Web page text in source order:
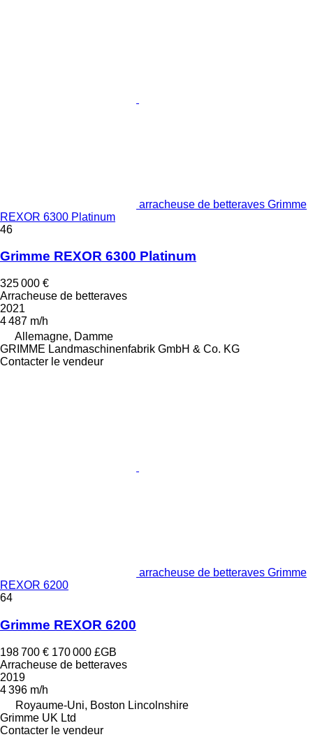
arracheuse de betteraves Grimme
REXOR 6300 Platinum
46
Grimme REXOR 6300 Platinum
325 000 €
Arracheuse de betteraves
2021
4 487 m/h
Allemagne, Damme
GRIMME Landmaschinenfabrik GmbH & Co. KG
Contacter le vendeur
arracheuse de betteraves Grimme
REXOR 6200
64
Grimme REXOR 6200
198 700 € 170 000 £GB
Arracheuse de betteraves
2019
4 396 m/h
Royaume-Uni, Boston Lincolnshire
Grimme UK Ltd
Contacter le vendeur